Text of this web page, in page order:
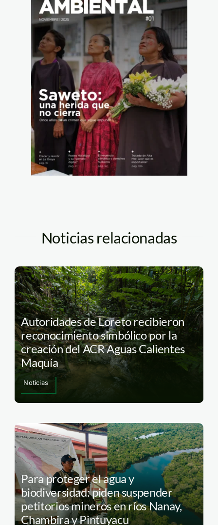
Noticias relacionadas
Autoridades de Loreto recibieron
reconocimiento simbólico por la
creación del ACR Aguas Calientes
Maquía
Noticias
Para proteger el agua y
biodiversidad: piden suspender
petitorios mineros en ríos Nanay,
Chambira y Pintuyacu